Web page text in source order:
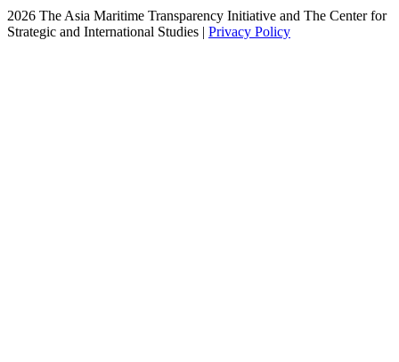
2026 The Asia Maritime Transparency Initiative and The Center for
Strategic and International Studies | Privacy Policy